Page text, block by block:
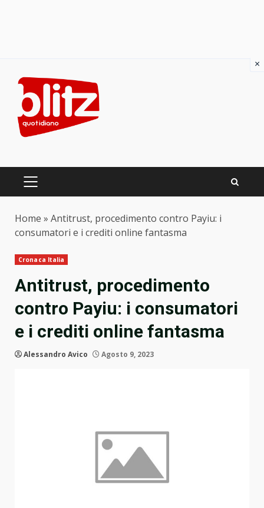
content
PRIMARY
Home » Antitrust, procedimento contro Payiu: i
consumatori e i crediti online fantasma
Cronaca Italia
Antitrust, procedimento
contro Payiu: i consumatori
e i crediti online fantasma
Alessandro Avico Agosto 9, 2023
×